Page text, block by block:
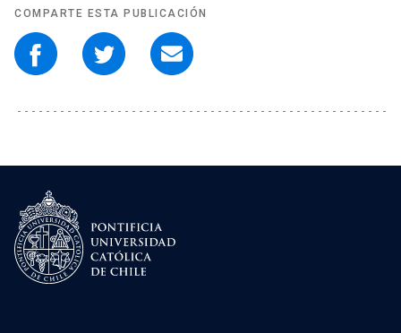
COMPARTE ESTA PUBLICACIÓN